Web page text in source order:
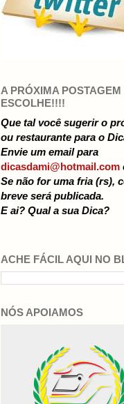
A PRÓXIMA POSTAGEM
ESCOLHE!!!!
Que tal você sugerir o
ou restaurante para o
Envie um email para
dicasdami@hotmail.com
Se não for uma fria (rs),
breve será publicada.
E ai? Qual a sua Dica?
ACHE FÁCIL AQUI NO
NÓS APOIAMOS